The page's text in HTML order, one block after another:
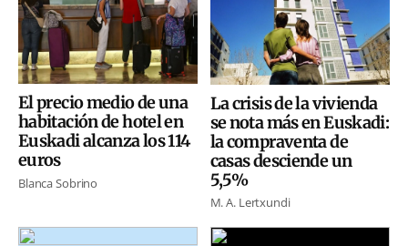
El precio medio de una
habitación de hotel en
Euskadi alcanza los 114
euros
Blanca Sobrino
La crisis de la vivienda
se nota más en Euskadi:
la compraventa de
casas desciende un
5,5%
M. A. Lertxundi